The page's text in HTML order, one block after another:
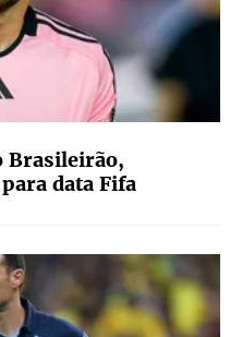
Brasileirão,
data Fifa